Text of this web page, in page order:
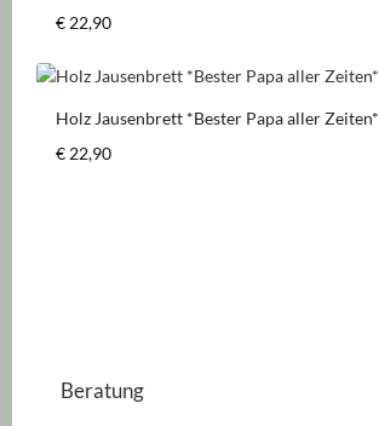
Regulärer Preis:
€ 22,90
Holz Jausenbrett *Bester Papa aller Zeiten*
Regulärer Preis:
€ 22,90
Beratung